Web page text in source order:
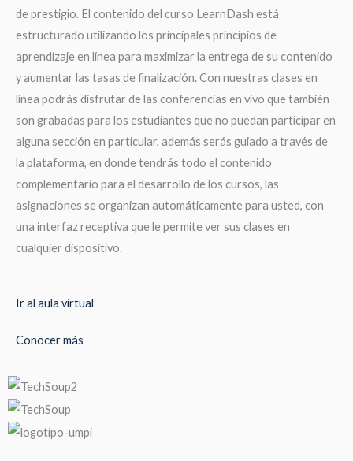
de prestigio. El contenido del curso LearnDash está
estructurado utilizando los principales principios de
aprendizaje en línea para maximizar la entrega de su contenido
y aumentar las tasas de finalización. Con nuestras clases en
línea podrás disfrutar de las conferencias en vivo que también
son grabadas para los estudiantes que no puedan participar en
alguna sección en particular, además serás guiado a través de
la plataforma, en donde tendrás todo el contenido
complementario para el desarrollo de los cursos, las
asignaciones se organizan automáticamente para usted, con
una interfaz receptiva que le permite ver sus clases en
cualquier dispositivo.
Ir al aula virtual
Conocer más